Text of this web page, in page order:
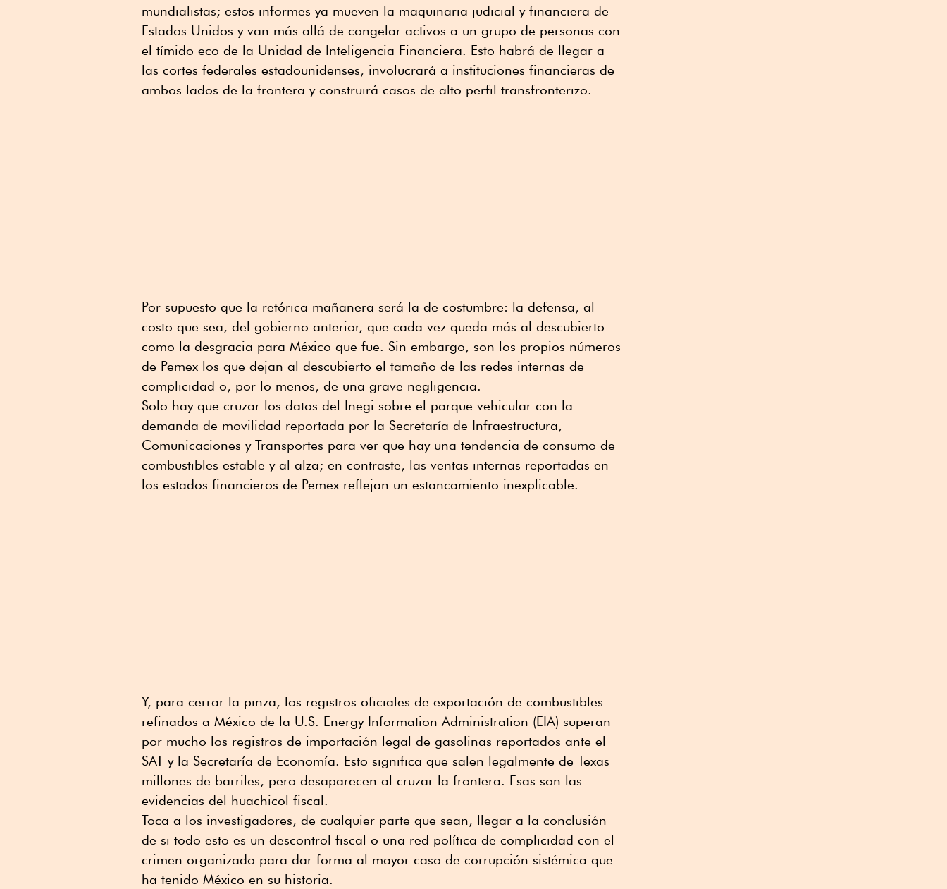
mundialistas; estos informes ya mueven la maquinaria judicial y financiera de
Estados Unidos y van más allá de congelar activos a un grupo de personas con
el tímido eco de la Unidad de Inteligencia Financiera. Esto habrá de llegar a
las cortes federales estadounidenses, involucrará a instituciones financieras de
ambos lados de la frontera y construirá casos de alto perfil transfronterizo.
Por supuesto que la retórica mañanera será la de costumbre: la defensa, al
costo que sea, del gobierno anterior, que cada vez queda más al descubierto
como la desgracia para México que fue. Sin embargo, son los propios números
de Pemex los que dejan al descubierto el tamaño de las redes internas de
complicidad o, por lo menos, de una grave negligencia.
Solo hay que cruzar los datos del Inegi sobre el parque vehicular con la
demanda de movilidad reportada por la Secretaría de Infraestructura,
Comunicaciones y Transportes para ver que hay una tendencia de consumo de
combustibles estable y al alza; en contraste, las ventas internas reportadas en
los estados financieros de Pemex reflejan un estancamiento inexplicable.
Y, para cerrar la pinza, los registros oficiales de exportación de combustibles
refinados a México de la U.S. Energy Information Administration (EIA) superan
por mucho los registros de importación legal de gasolinas reportados ante el
SAT y la Secretaría de Economía. Esto significa que salen legalmente de Texas
millones de barriles, pero desaparecen al cruzar la frontera. Esas son las
evidencias del huachicol fiscal.
Toca a los investigadores, de cualquier parte que sean, llegar a la conclusión
de si todo esto es un descontrol fiscal o una red política de complicidad con el
crimen organizado para dar forma al mayor caso de corrupción sistémica que
ha tenido México en su historia.